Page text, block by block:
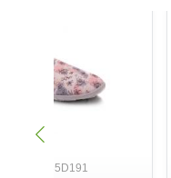
Артикул: 235D191